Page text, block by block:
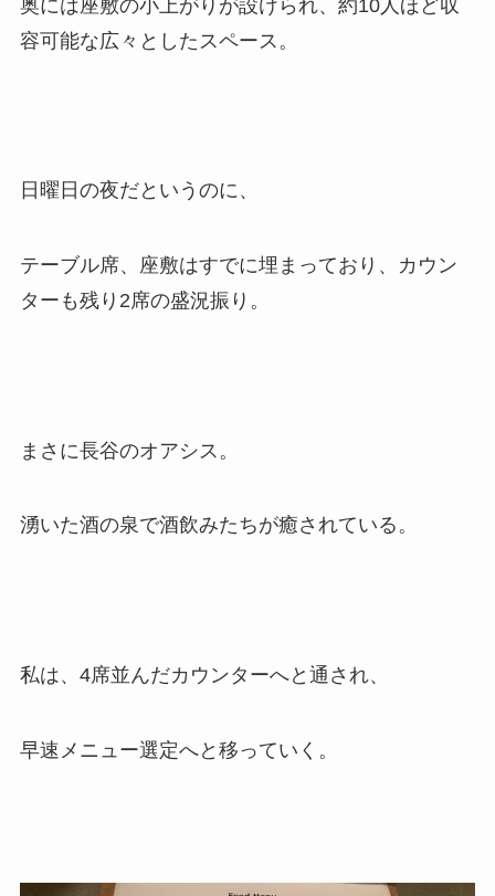
奥には座敷の小上がりが設けられ、約10人ほど収
容可能な広々としたスペース。
日曜日の夜だというのに、
テーブル席、座敷はすでに埋まっており、カウン
ターも残り2席の盛況振り。
まさに長谷のオアシス。
湧いた酒の泉で酒飲みたちが癒されている。
私は、4席並んだカウンターへと通され、
早速メニュー選定へと移っていく。